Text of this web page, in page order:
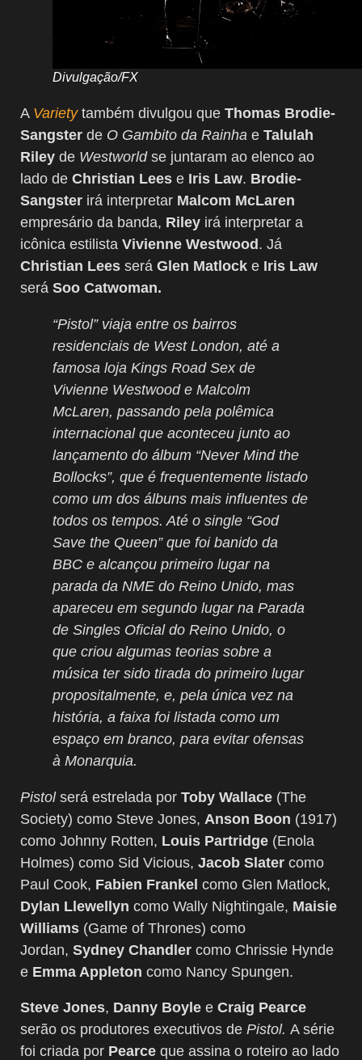
Divulgação/FX
A Variety também divulgou que Thomas Brodie-
Sangster de O Gambito da Rainha e Talulah
Riley de Westworld se juntaram ao elenco ao
lado de Christian Lees e Iris Law. Brodie-
Sangster irá interpretar Malcom McLaren
empresário da banda, Riley irá interpretar a
icônica estilista Vivienne Westwood. Já
Christian Lees será Glen Matlock e Iris Law
será Soo Catwoman.
“Pistol” viaja entre os bairros
residenciais de West London, até a
famosa loja Kings Road Sex de
Vivienne Westwood e Malcolm
McLaren, passando pela polêmica
internacional que aconteceu junto ao
lançamento do álbum “Never Mind the
Bollocks”, que é frequentemente listado
como um dos álbuns mais influentes de
todos os tempos. Até o single “God
Save the Queen” que foi banido da
BBC e alcançou primeiro lugar na
parada da NME do Reino Unido, mas
apareceu em segundo lugar na Parada
de Singles Oficial do Reino Unido, o
que criou algumas teorias sobre a
música ter sido tirada do primeiro lugar
propositalmente, e, pela única vez na
história, a faixa foi listada como um
espaço em branco, para evitar ofensas
à Monarquia.
Pistolserá estrelada por Toby Wallace (The
Society) como Steve Jones, Anson Boon (1917)
como Johnny Rotten, Louis Partridge (Enola
Holmes) como Sid Vicious, Jacob Slater como
Paul Cook, Fabien Frankel como Glen Matlock,
Dylan Llewellyn como Wally Nightingale, Maisie
Williams (Game of Thrones) como
Jordan, Sydney Chandler como Chrissie Hynde
e Emma Appleton como Nancy Spungen.
Steve Jones, Danny Boyle e Craig Pearce
serão os produtores executivos de Pistol. A série
foi criada por Pearce que assina o roteiro ao lado